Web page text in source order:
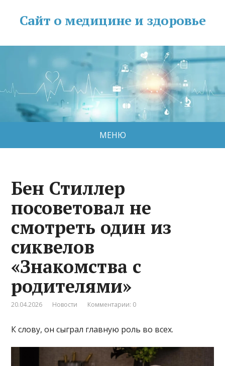
Сайт о медицине и здоровье
МЕНЮ
Бен Стиллер
посоветовал не
смотреть один из
сиквелов
«Знакомства с
родителями»
20.04.2026 Новости Комментарии: 0
К слову, он сыграл главную роль во всех.